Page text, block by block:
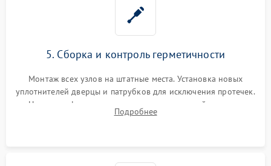
5. Сборка и контроль герметичности
Монтаж всех узлов на штатные места. Установка новых
уплотнителей дверцы и патрубков для исключения протечек.
Надежная фиксация хомутов гидравлической системы,
сборка корпуса и установка датчика поплавка.
Подробнее